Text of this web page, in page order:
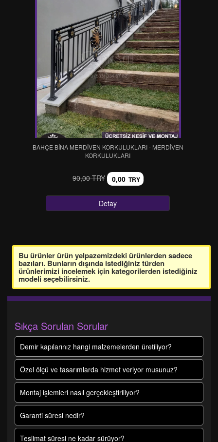
BAHÇE BİNA MERDİVEN KORKULUKLARI - MERDİVEN
KORKULUKLARI
90,00 TRY 0,00 TRY
Detay
Bu ürünler ürün yelpazemizdeki ürünlerden sadece
bazıları. Bunların dışında istediğiniz türden
ürünlerimizi incelemek için kategorilerden istediğiniz
modeli seçebilirsiniz.
Sıkça Sorulan Sorular
Demir kapılarınız hangi malzemelerden üretiliyor?
Özel ölçü ve tasarımlarda hizmet veriyor musunuz?
Montaj işlemleri nasıl gerçekleştiriliyor?
Garanti süresi nedir?
Teslimat süresi ne kadar sürüyor?